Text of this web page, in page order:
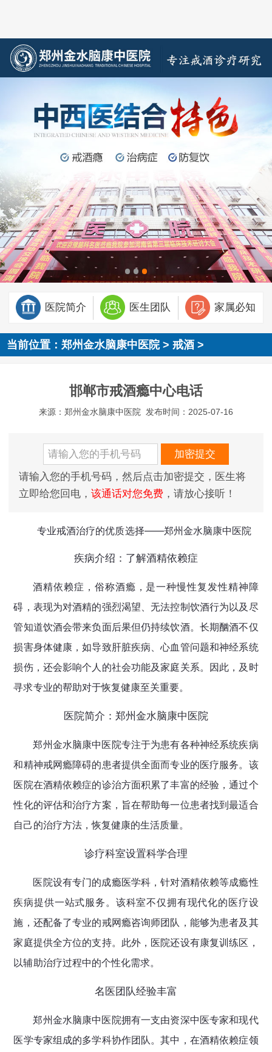
医院简介 医生团队 家属必知
当前位置：郑州金水脑康中医院>戒酒 >
邯郸市戒酒瘾中心电话
来源：郑州金水脑康中医院 发布时间：2025-07-16
请输入您的手机号码，然后点击加密提交，医生将
立即给您回电， 该通话对您免费，请放心接听！
专业戒酒治疗的优质选择——郑州金水脑康中医院
疾病介绍：了解酒精依赖症
酒精依赖症，俗称酒瘾，是一种慢性复发性精神障
碍，表现为对酒精的强烈渴望、无法控制饮酒行为以及尽
管知道饮酒会带来负面后果但仍持续饮酒。长期酗酒不仅
损害身体健康，如导致肝脏疾病、心血管问题和神经系统
损伤，还会影响个人的社会功能及家庭关系。因此，及时
寻求专业的帮助对于恢复健康至关重要。
医院简介：郑州金水脑康中医院
郑州金水脑康中医院专注于为患有各种神经系统疾病
和精神戒网瘾障碍的患者提供全面而专业的医疗服务。该
医院在酒精依赖症的诊治方面积累了丰富的经验，通过个
性化的评估和治疗方案，旨在帮助每一位患者找到最适合
自己的治疗方法，恢复健康的生活质量。
诊疗科室设置科学合理
医院设有专门的成瘾医学科，针对酒精依赖等成瘾性
疾病提供一站式服务。该科室不仅拥有现代化的医疗设
施，还配备了专业的戒网瘾咨询师团队，能够为患者及其
家庭提供全方位的支持。此外，医院还设有康复训练区，
以辅助治疗过程中的个性化需求。
名医团队经验丰富
郑州金水脑康中医院拥有一支由资深中医专家和现代
医学专家组成的多学科协作团队。其中，在酒精依赖症领